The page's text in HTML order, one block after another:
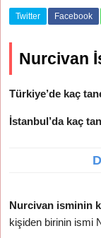
Twitter Facebook
Nurcivan
Türkiye’de kaç
İstanbul’da kaç
Nurcivan isminin
kişiden birinin ismi